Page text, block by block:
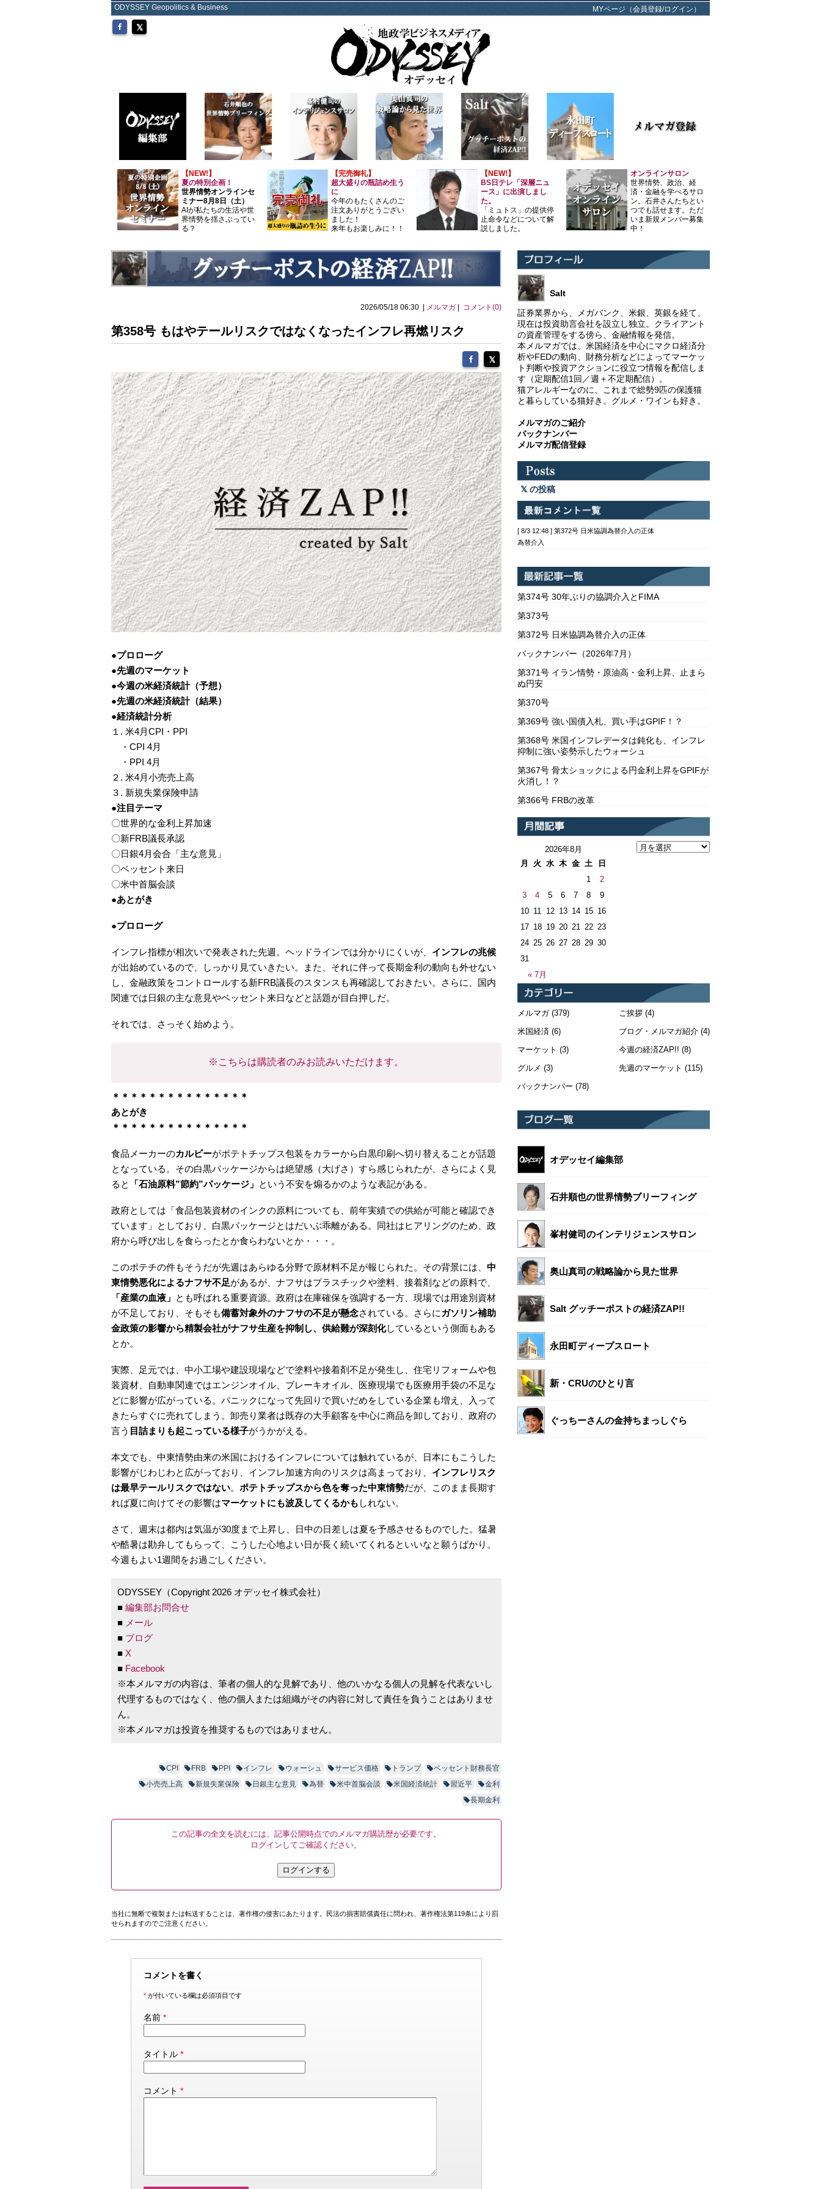
ODYSSEY Geopolitics & Business MYページ（会員登録/ログイン）
【NEW!】
夏の特別企画！
世界情勢オンラインセ
ミナー8月8日（土）
AIが私たちの生活や世
界情勢を揺さぶってい
る？
【完売御礼】
超大盛りの瓶詰め生う
に
今年のもたくさんのご
注文ありがとうござい
ました！
来年もお楽しみに！！
【NEW!】
BS日テレ「深層ニュ
ース」に出演しまし
た。
「ミュトス」の提供停
止命令などについて解
説しました。
オンラインサロン
世界情勢、政治、経
済・金融を学べるサロ
ン。石井さんたちとい
つでも話せます。ただ
いま新規メンバー募集
中！
2026/05/18 06:30 | メルマガ| コメント(0)
第358号 もはやテールリスクではなくなったインフレ再燃リスク
●プロローグ
●先週のマーケット
●今週の米経済統計（予想）
●先週の米経済統計（結果）
●経済統計分析
１. 米4月CPI・PPI
・CPI 4月
・PPI 4月
２. 米4月小売売上高
３. 新規失業保険申請
●注目テーマ
〇世界的な金利上昇加速
〇新FRB議長承認
〇日銀4月会合「主な意見」
〇ベッセント来日
〇米中首脳会談
●あとがき
●プロローグ
インフレ指標が相次いで発表された先週。ヘッドラインでは分かりにくいが、 インフレの兆候
が出始めているので、しっかり見ていきたい。また、それに伴って長期金利の動向も外せない
し、金融政策をコントロールする新FRB議長のスタンスも再確認しておきたい。さらに、国内
関連では日銀の主な意見やベッセント来日などと話題が目白押しだ。
それでは、さっそく始めよう。
※こちらは購読者のみお読みいただけます。
＊＊＊＊＊＊＊＊＊＊＊＊＊＊＊
あとがき
＊＊＊＊＊＊＊＊＊＊＊＊＊＊＊
食品メーカーのカルビーがポテトチップス包装をカラーから白黒印刷へ切り替えることが話題
となっている。その白黒パッケージからは絶望感（大げさ）すら感じられたが、さらによく見
ると
「石油原料”節約”パッケージ」 という不安を煽るかのような表記がある。
政府としては「食品包装資材のインクの原料についても、前年実績での供給が可能と確認でき
ています」としており、白黒パッケージとはだいぶ乖離がある。同社はヒアリングのため、政
府から呼び出しを食らったとか食らわないとか・・・。
このポテチの件もそうだが先週はあらゆる分野で原材料不足が報じられた。その背景には、 中
東情勢悪化によるナフサ不足があるが、ナフサはプラスチックや塗料、接着剤などの原料で、
「産業の血液」 とも呼ばれる重要資源。政府は在庫確保を強調する一方、現場では用途別資材
が不足しており、そもそも備蓄対象外のナフサの不足が懸念されている。さらにガソリン補助
金政策の影響から精製会社がナフサ生産を抑制し、供給難が深刻化しているという側面もある
とか。
実際、足元では、中小工場や建設現場などで塗料や接着剤不足が発生し、住宅リフォームや包
装資材、自動車関連ではエンジンオイル、ブレーキオイル、医療現場でも医療用手袋の不足な
どに影響が広がっている。パニックになって先回りで買いだめをしている企業も増え、入って
きたらすぐに売れてしまう。卸売り業者は既存の大手顧客を中心に商品を卸しており、政府の
言う 目詰まりも起こっている様子がうかがえる。
本文でも、中東情勢由来の米国におけるインフレについては触れているが、日本にもこうした
影響がじわじわと広がっており、インフレ加速方向のリスクは高まっており、 インフレリスク
は最早テールリスクではない。 ポテトチップスから色を奪った中東情勢だが、このまま長期す
れば夏に向けてその影響はマーケットにも波及してくるかも しれない。
さて、週末は都内は気温が30度まで上昇し、日中の日差しは夏を予感させるものでした。猛暑
や酷暑は勘弁してもらって、こうした心地よい日が長く続いてくれるといいなと願うばかり。
今週もよい1週間をお過ごしください。
ODYSSEY（Copyright 2026 オデッセイ株式会社）
■ 編集部お問合せ
■ メール
■ ブログ
■ X
■ Facebook
※本メルマガの内容は、筆者の個人的な見解であり、他のいかなる個人の見解を代表ないし
代理するものではなく、他の個人または組織がその内容に対して責任を負うことはありませ
ん。
※本メルマガは投資を推奨するものではありません。
CPI FRB PPI インフレ ウォーシュ サービス価格 トランプ
ベッセント財務長官
小売売上高
新規失業保険 日銀主な意見 為替 米中首脳会談 米国経済統計 習近平
金利
長期金利
この記事の全文を読むには、記事公開時点でのメルマガ購読歴が必要です。
ログインしてご確認ください。
ログインする
当社に無断で複製または転送することは、著作権の侵害にあたります。民法の損害賠償責任に問われ、著作権法第119条により罰
せられますのでご注意ください。
コメントを書く
*が付いている欄は必須項目です
名前 *
タイトル *
コメント *
Salt
証券業界から、メガバンク、米銀、英銀を経て、
現在は投資助言会社を設立し独立。クライアント
の資産管理をする傍ら、金融情報を発信。
本メルマガでは、米国経済を中心にマクロ経済分
析やFEDの動向、財務分析などによってマーケッ
ト判断や投資アクションに役立つ情報を配信しま
す（定期配信1回／週＋不定期配信）。
猫アレルギーなのに、これまで総勢9匹の保護猫
と暮らしている猫好き。グルメ・ワインも好き。
メルマガのご紹介
バックナンバー
メルマガ配信登録
の投稿
[ 8/3 12:48 ] 第372号 日米協調為替介入の正体
為替介入
第374号 30年ぶりの協調介入とFIMA
第373号
第372号 日米協調為替介入の正体
バックナンバー（2026年7月）
第371号 イラン情勢・原油高・金利上昇、止まら
ぬ円安
第370号
第369号 強い国債入札、買い手はGPIF！？
第368号 米国インフレデータは鈍化も、インフレ
抑制に強い姿勢示したウォーシュ
第367号 骨太ショックによる円金利上昇をGPIFが
火消し！？
第366号 FRBの改革
2026年8月
月
火 水 木 金 土 日
« 7月
1
2
3
4 5 6 7 8
9
10 11 12 13 14 15 16
17 18 19 20 21 22 23
24 25 26 27 28 29 30
31
メルマガ(379)
米国経済 (6)
マーケット (3)
グルメ (3)
バックナンバー (78)
ご挨拶(4)
ブログ・メルマガ紹介(4)
今週の経済ZAP!! (8)
先週のマーケット (115)
オデッセイ編集部
石井順也の世界情勢ブリーフィング
峯村健司のインテリジェンスサロン
奥山真司の戦略論から見た世界
Salt グッチーポストの経済ZAP!!
永田町ディープスロート
新・CRUのひとり言
ぐっちーさんの金持ちまっしぐら